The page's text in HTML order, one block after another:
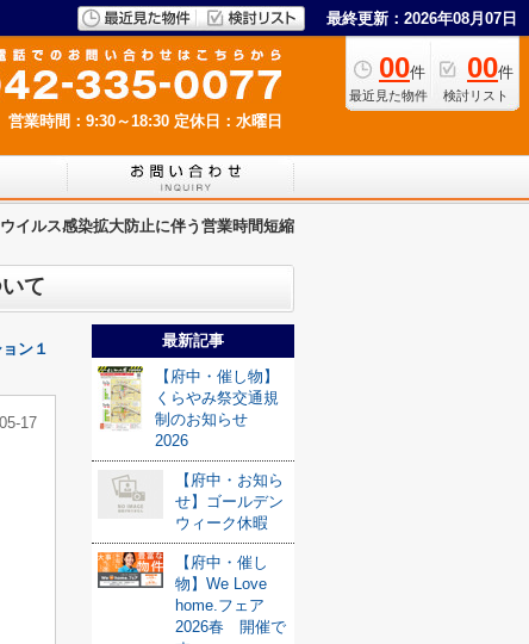
最終更新：2026年08月07日
00件
最近見た物件
00件
検討リスト
営業時間：9:30～18:30 定休日：水曜日
ウイルス感染拡大防止に伴う営業時間短縮
て
ン１
17
最新記事
【府中・催し物】
くらやみ祭交通規
制のお知らせ
2026
【府中・お知ら
せ】ゴールデン
ウィーク休暇
【府中・催し
物】We Love
home.フェア
2026春 開催で